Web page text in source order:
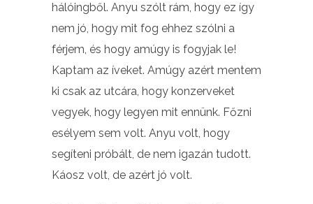
hálóingből. Anyu szólt rám, hogy ez így
nem jó, hogy mit fog ehhez szólni a
férjem, és hogy amúgy is fogyjak le!
Kaptam az íveket. Amúgy azért mentem
ki csak az utcára, hogy konzerveket
vegyek, hogy legyen mit ennünk. Főzni
esélyem sem volt. Anyu volt, hogy
segíteni próbált, de nem igazán tudott.
Káosz volt, de azért jó volt.